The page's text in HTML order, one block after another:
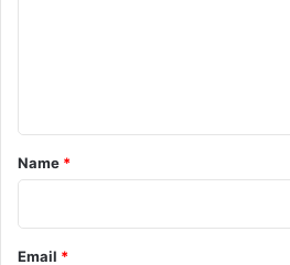
*
Name *
Email *